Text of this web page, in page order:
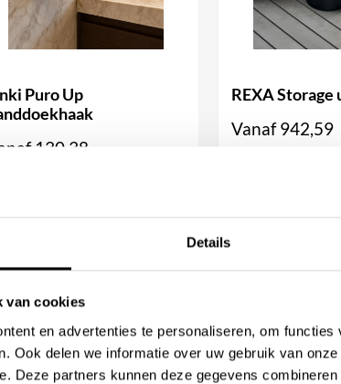
Details
van cookies
en advertenties te personaliseren, om
Ook delen we informatie over uw gebruik van
Deze partners kunnen deze gegevens
badrand en voegt hij direct
Puro Up
130,38
REXA Storage
Vanaf942,59